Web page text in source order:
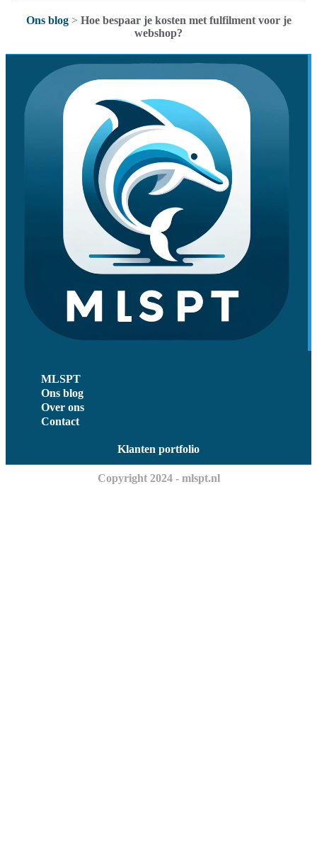
Ons blog> Hoe bespaar je kosten met fulfilment voor je
webshop?
MLSPT
Ons blog
Over ons
Contact
Klanten portfolio
Copyright 2024 - mlspt.nl